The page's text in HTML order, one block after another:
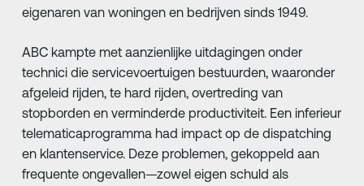
eigenaren van woningen en bedrijven sinds 1949.
ABC kampte met aanzienlijke uitdagingen onder
technici die servicevoertuigen bestuurden, waaronder
afgeleid rijden, te hard rijden, overtreding van
stopborden en verminderde productiviteit. Een inferieur
telematicaprogramma had impact op de dispatching
en klantenservice. Deze problemen, gekoppeld aan
frequente ongevallen—zowel eigen schuld als